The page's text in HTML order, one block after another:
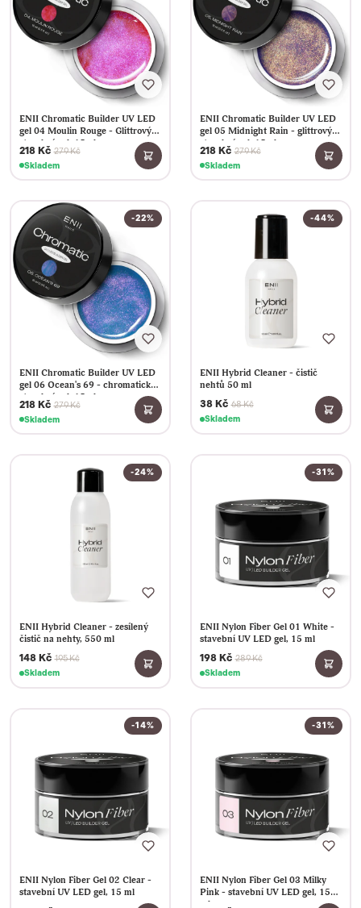
ENII Chromatic Builder UV LED
gel 04 Moulin Rouge - Glittrový
stavební gel, 15ml
218 Kč 279 Kč
Skladem
ENII Chromatic Builder UV LED
gel 05 Midnight Rain - glittrový
stavební gel, 15ml
218 Kč 279 Kč
Skladem
-22%
ENII Chromatic Builder UV LED
gel 06 Ocean's 69 - chromatický
stavební gel, 15ml
218 Kč 279 Kč
Skladem
-44%
ENII Hybrid Cleaner - čistič
nehtů 50 ml
38 Kč 68 Kč
Skladem
-24%
ENII Hybrid Cleaner - zesílený
čistič na nehty, 550 ml
148 Kč 195 Kč
Skladem
-31%
ENII Nylon Fiber Gel 01 White -
stavební UV LED gel, 15 ml
198 Kč 289 Kč
Skladem
-14%
ENII Nylon Fiber Gel 02 Clear -
stavební UV LED gel, 15 ml
-31%
ENII Nylon Fiber Gel 03 Milky
Pink - stavební UV LED gel, 15
ml